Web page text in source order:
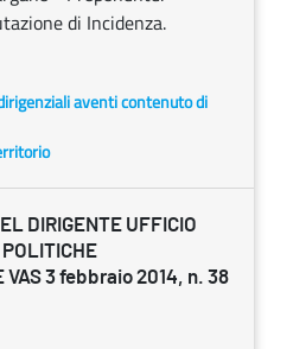
di Incidenza.
aventi contenuto di
DIRIGENTE UFFICIO
POLITICHE
VAS 3 febbraio 2014, n. 38